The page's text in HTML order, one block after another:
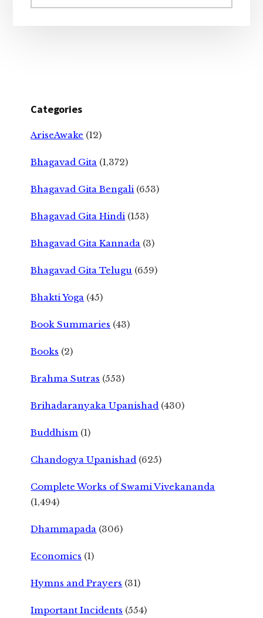
website
Categories
AriseAwake (12)
Bhagavad Gita (1,372)
Bhagavad Gita Bengali (653)
Bhagavad Gita Hindi (153)
Bhagavad Gita Kannada (3)
Bhagavad Gita Telugu (659)
Bhakti Yoga (45)
Book Summaries (43)
Books (2)
Brahma Sutras (553)
Brihadaranyaka Upanishad (430)
Buddhism (1)
Chandogya Upanishad (625)
Complete Works of Swami Vivekananda
(1,494)
Dhammapada (306)
Economics (1)
Hymns and Prayers (31)
Important Incidents (554)